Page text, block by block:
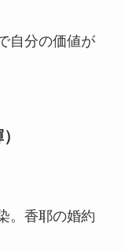
自分の価値が
。香耶の婚約